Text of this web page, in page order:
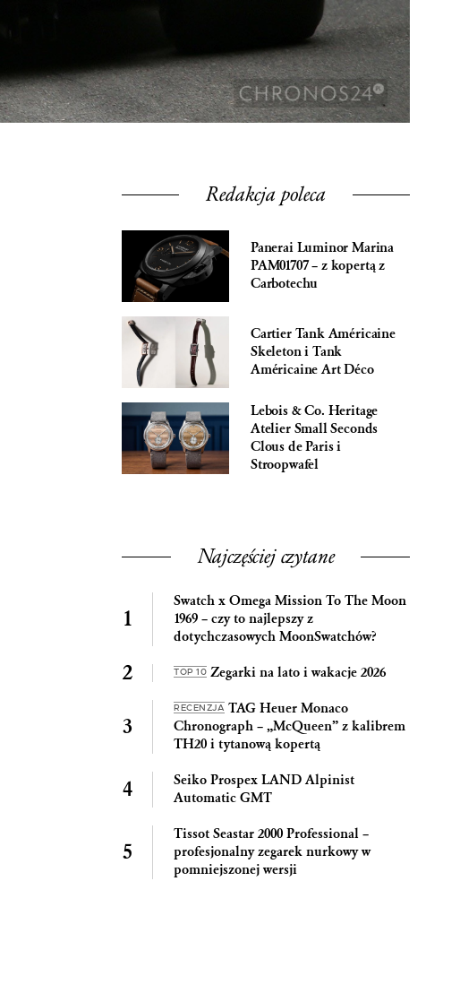
Redakcja poleca
Panerai Luminor Marina
PAM01707 – z kopertą z
Carbotechu
Cartier Tank Américaine
Skeleton i Tank
Américaine Art Déco
Lebois & Co. Heritage
Atelier Small Seconds
Clous de Paris i
Stroopwafel
Najczęściej czytane
Swatch x Omega Mission To The Moon
1969 – czy to najlepszy z
dotychczasowych MoonSwatchów?
TOP 10 Zegarki na lato i wakacje 2026
RECENZJA TAG Heuer Monaco
Chronograph – „McQueen” z kalibrem
TH20 i tytanową kopertą
Seiko Prospex LAND Alpinist
Automatic GMT
Tissot Seastar 2000 Professional –
profesjonalny zegarek nurkowy w
pomniejszonej wersji